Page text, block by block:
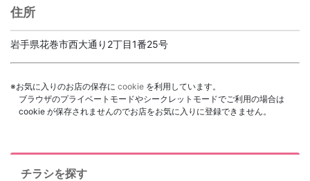
住所
岩手県花巻市西大通り2丁目1番25号
※お気に入りのお店の保存に cookie を利用しています。
ブラウザのプライベートモードやシークレットモードでご利用の場合は
cookie が保存されませんのでお店をお気に入りに登録できません。
チラシを探す